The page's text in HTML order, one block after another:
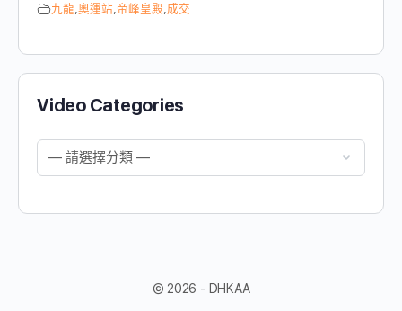
九龍 奧運站 帝峰皇殿 成交
Video Categories
© 2026 - DHKAA